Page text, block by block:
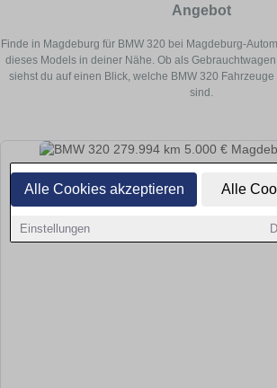
Alle Cookies akzeptieren Alle
Einstellungen
Angebot
Finde in Magdeburg für BMW 320 bei Magdeburg-
dieses Models in deiner Nähe. Ob als
siehst du auf einen Blick, welche BMW 320
sind.